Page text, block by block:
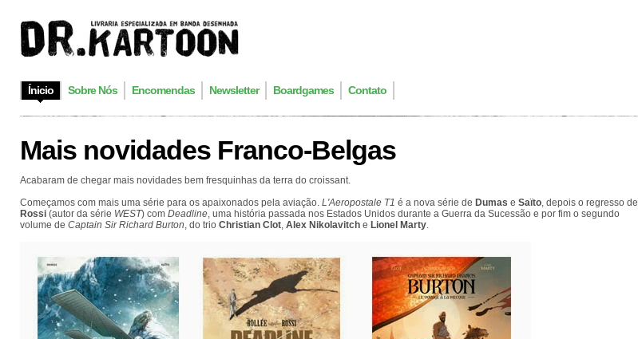
Ínicio Sobre Nós Encomendas Newsletter Boardgames Contato
Mais novidades Franco-Belgas
Acabaram de chegar mais novidades bem fresquinhas da terra do croissant.
Começamos com mais uma série para os apaixonados pela aviação. L'Aeropostale T1 é a nova série de Dumas e Saïto, depois o regresso de
Rossi (autor da série WEST) com Deadline, uma história passada nos Estados Unidos durante a Guerra da Sucessão e por fim o segundo
volume de Captain Sir Richard Burton, do trio Christian Clot, Alex Nikolavitch e Lionel Marty.